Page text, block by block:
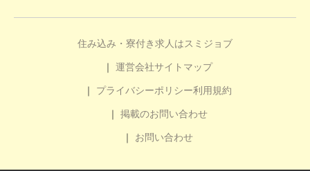
住み込み・寮付き求人はスミジョブ
運営会社サイトマップ
プライバシーポリシー利用規約
掲載のお問い合わせ
お問い合わせ